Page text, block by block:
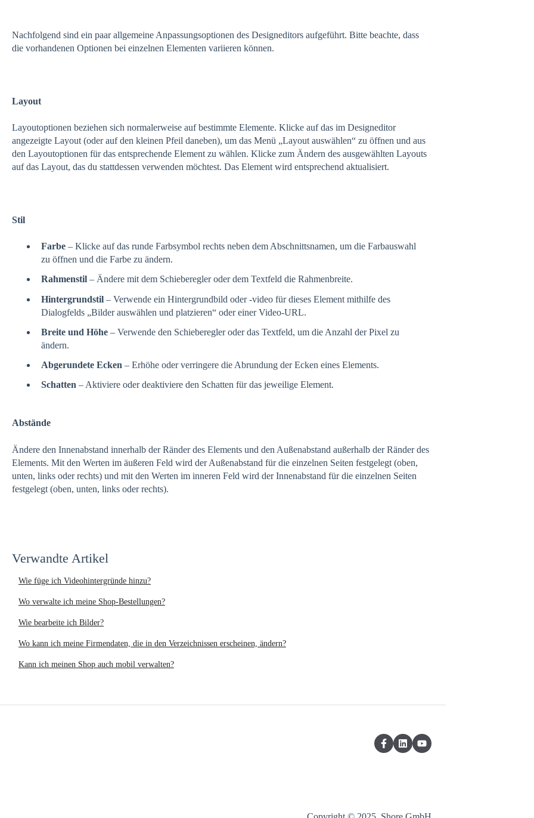
Nachfolgend sind ein paar allgemeine Anpassungsoptionen des Designeditors aufgeführt. Bitte beachte, dass
die vorhandenen Optionen bei einzelnen Elementen variieren können.
Layout
Layoutoptionen beziehen sich normalerweise auf bestimmte Elemente. Klicke auf das im Designeditor
angezeigte Layout (oder auf den kleinen Pfeil daneben), um das Menü „Layout auswählen“ zu öffnen und aus
den Layoutoptionen für das entsprechende Element zu wählen. Klicke zum Ändern des ausgewählten Layouts
auf das Layout, das du stattdessen verwenden möchtest. Das Element wird entsprechend aktualisiert.
Stil
Farbe– Klicke auf das runde Farbsymbol rechts neben dem Abschnittsnamen, um die Farbauswahl
zu öffnen und die Farbe zu ändern.
Rahmenstil– Ändere mit dem Schieberegler oder dem Textfeld die Rahmenbreite.
Hintergrundstil– Verwende ein Hintergrundbild oder -video für dieses Element mithilfe des
Dialogfelds „Bilder auswählen und platzieren“ oder einer Video-URL.
Breite und Höhe– Verwende den Schieberegler oder das Textfeld, um die Anzahl der Pixel zu
ändern.
Abgerundete Ecken – Erhöhe oder verringere die Abrundung der Ecken eines Elements.
Schatten – Aktiviere oder deaktiviere den Schatten für das jeweilige Element.
Abstände
Ändere den Innenabstand innerhalb der Ränder des Elements und den Außenabstand außerhalb der Ränder des
Elements. Mit den Werten im äußeren Feld wird der Außenabstand für die einzelnen Seiten festgelegt (oben,
unten, links oder rechts) und mit den Werten im inneren Feld wird der Innenabstand für die einzelnen Seiten
festgelegt (oben, unten, links oder rechts).
Verwandte Artikel
Wie füge ich Videohintergründe hinzu?
Wo verwalte ich meine Shop-Bestellungen?
Wie bearbeite ich Bilder?
Wo kann ich meine Firmendaten, die in den Verzeichnissen erscheinen, ändern?
Kann ich meinen Shop auch mobil verwalten?